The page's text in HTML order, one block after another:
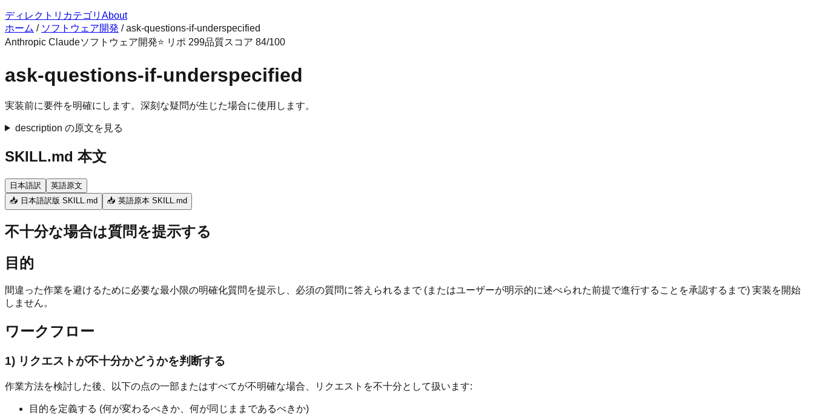
ディレクトリ カテゴリ About
ホーム / ソフトウェア開発 /ask-questions-if-underspecified
Anthropic Claudeソフトウェア開発⭐ リポ 299品質スコア 84/100
ask-questions-if-underspecified
実装前に要件を明確にします。深刻な疑問が生じた場合に使用します。
description の原文を見る
SKILL.md 本文
日本語訳
英語原文
📥 日本語訳版 SKILL.md
📥 英語原本 SKILL.md
不十分な場合は質問を提示する
目的
間違った作業を避けるために必要な最小限の明確化質問を提示し、必須の質問に答えられるまで (またはユーザーが明示的に述べられた前提で進行することを承認するまで) 実装を開始
しません。
ワークフロー
1) リクエストが不十分かどうかを判断する
作業方法を検討した後、以下の点の一部またはすべてが不明確な場合、リクエストを不十分として扱います:
目的を定義する (何が変わるべきか、何が同じままであるべきか)